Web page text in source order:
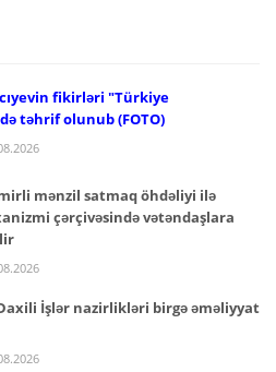
fikirləri "Türkiye
təhrif olunub (FOTO)
mənzil satmaq öhdəliyi ilə
çərçivəsində vətəndaşlara
İşlər nazirlikləri birgə əməliyyat